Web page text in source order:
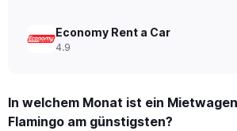
Economy Rent a Car
4.9
In welchem Monat ist ein
Flamingo am günstigsten?